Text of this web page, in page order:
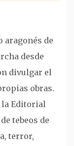
aragonés de
desde
divulgar el
obras.
la Editorial
tebeos de
terror,